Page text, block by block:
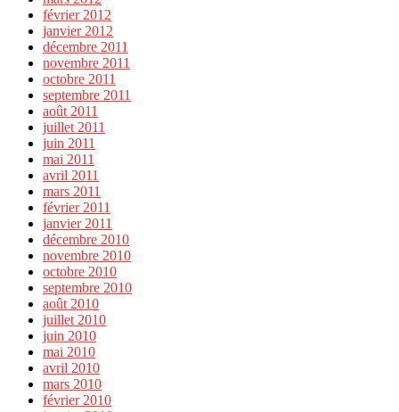
février 2012
janvier 2012
décembre 2011
novembre 2011
octobre 2011
septembre 2011
août 2011
juillet 2011
juin 2011
mai 2011
avril 2011
mars 2011
février 2011
janvier 2011
décembre 2010
novembre 2010
octobre 2010
septembre 2010
août 2010
juillet 2010
juin 2010
mai 2010
avril 2010
mars 2010
février 2010